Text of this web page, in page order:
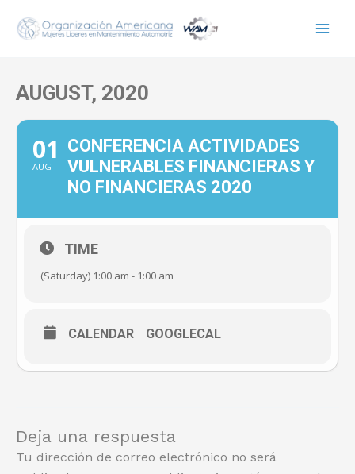
AUGUST, 2020
01
AUG
CONFERENCIA ACTIVIDADES
VULNERABLES FINANCIERAS Y
NO FINANCIERAS 2020
TIME
(Saturday) 1:00 am - 1:00 am
CALENDAR GOOGLECAL
Deja una respuesta
Tu dirección de correo electrónico no será